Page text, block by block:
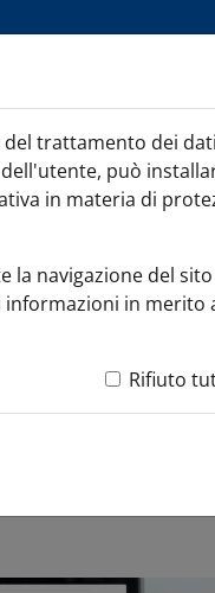
dei prezzi al consumo
dei
+1,1
trattamento dei
può
in materia di
la navigazione del
in
Rifiuto